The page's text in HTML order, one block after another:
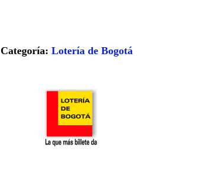
Categoría:Lotería de Bogotá